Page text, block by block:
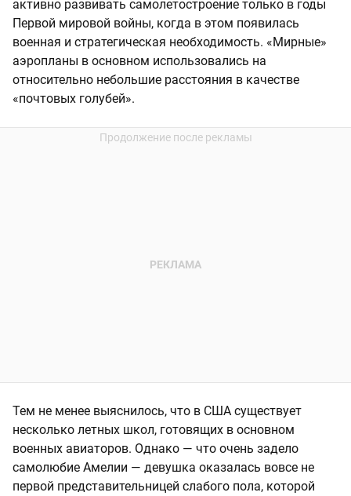
активно развивать самолетостроение только в годы
Первой мировой войны, когда в этом появилась
военная и стратегическая необходимость. «Мирные»
аэропланы в основном использовались на
относительно небольшие расстояния в качестве
«почтовых голубей».
Тем не менее выяснилось, что в США существует
несколько летных школ, готовящих в основном
военных авиаторов. Однако — что очень задело
самолюбие Амелии — девушка оказалась вовсе не
первой представительницей слабого пола, которой